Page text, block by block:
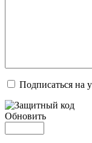
Подписаться на
Обновить